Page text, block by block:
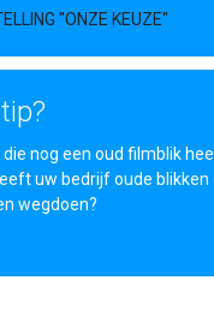
"ONZE KEUZE"
die nog een oud filmblik
uw bedrijf oude blikken
wegdoen?